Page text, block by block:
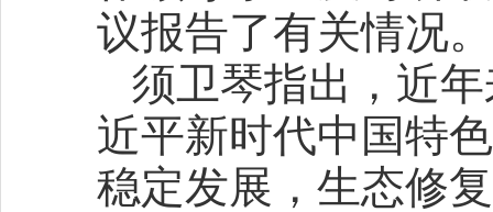
议报告了有关情况。
须卫琴指出，近
近平新时代中国特
稳定发展，生态修